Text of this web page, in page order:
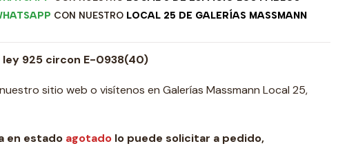
CON NUESTRO LOCAL 25 DE GALERÍAS MASSMANN
925 circon E-0938(40)
sitio web o visítenos en Galerías Massmann Local 25,
en estado agotado lo puede solicitar a pedido,